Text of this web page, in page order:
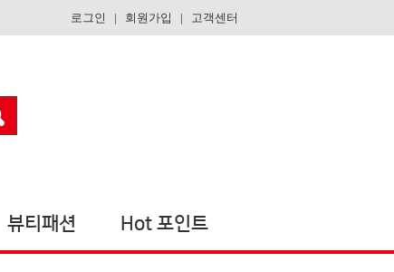
로그인 | 회원가입 | 고객센터
뷰티패션 Hot 포인트